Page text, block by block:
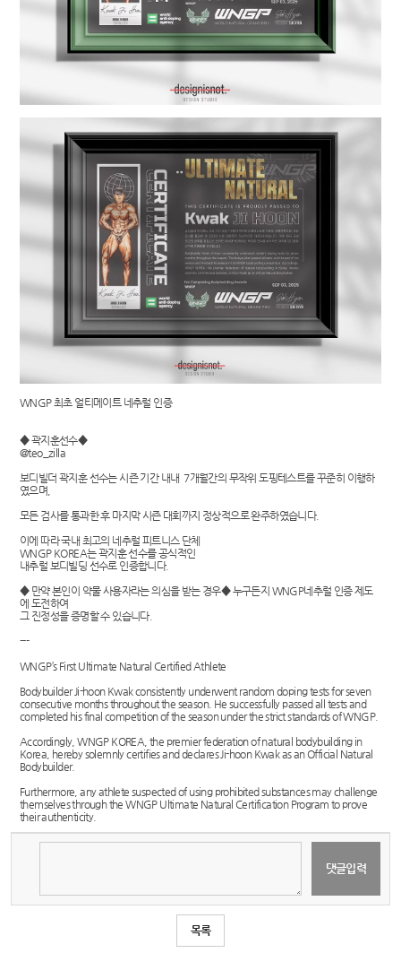
WNGP 최초 얼티메이트 네추럴 인증
​◆ ​곽지훈선수​◆ ​
@teo_zilla
보디빌더 곽지훈 선수는 시즌 기간 내내 7개월간의 무작위 도핑테스트를 꾸준히 이행하
였으며,
모든 검사를 통과한 후 마지막 시즌 대회까지 정상적으로 완주하였습니다.
이에 따라 국내 최고의 네추럴 피트니스 단체
WNGP KOREA는 곽지훈 선수를 공식적인
내추럴 보디빌딩 선수로 인증합니다.
​◆ ​만약 본인이 약물 사용자라는 의심을 받는 경우◆ 누구든지 WNGP네추럴 인증 제도
에 도전하여
그 진정성을 증명할 수 있습니다.
---
WNGP’s First Ultimate Natural Certified Athlete
Bodybuilder Ji-hoon Kwak consistently underwent random doping tests for seven
consecutive months throughout the season. He successfully passed all tests and
completed his final competition of the season under the strict standards of WNGP.
Accordingly, WNGP KOREA, the premier federation of natural bodybuilding in
Korea, hereby solemnly certifies and declares Ji-hoon Kwak as an Official Natural
Bodybuilder.
Furthermore, any athlete suspected of using prohibited substances may challenge
themselves through the WNGP Ultimate Natural Certification Program to prove
their authenticity.
목록